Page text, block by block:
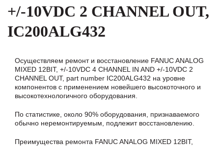
+/-10VDC 2 CHANNEL OUT,
IC200ALG432
Осуществляем ремонт и восстановление FANUC ANALOG
MIXED 12BIT, +/-10VDC 4 CHANNEL IN AND +/-10VDC 2
CHANNEL OUT, part number IC200ALG432 на уровне
компонентов с применением новейшего высокоточного и
высокотехнологичного оборудования.
По статистике, около 90% оборудования, признаваемого
обычно неремонтируемым, подлежит восстановлению.
Преимущества ремонта FANUC ANALOG MIXED 12BIT,